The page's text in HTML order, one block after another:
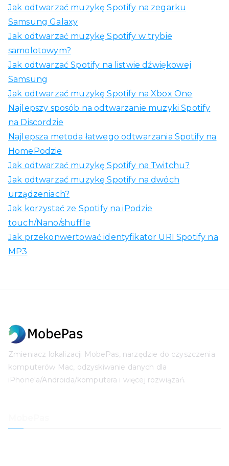
Jak odtwarzać muzykę Spotify na zegarku
Samsung Galaxy
Jak odtwarzać muzykę Spotify w trybie
samolotowym?
Jak odtwarzać Spotify na listwie dźwiękowej
Samsung
Jak odtwarzać muzykę Spotify na Xbox One
Najlepszy sposób na odtwarzanie muzyki Spotify
na Discordzie
Najlepsza metoda łatwego odtwarzania Spotify na
HomePodzie
Jak odtwarzać muzykę Spotify na Twitchu?
Jak odtwarzać muzykę Spotify na dwóch
urządzeniach?
Jak korzystać ze Spotify na iPodzie
touch/Nano/shuffle
Jak przekonwertować identyfikator URI Spotify na
MP3
Zmieniacz lokalizacji MobePas, narzędzie do czyszczenia
komputerów Mac, odzyskiwanie danych dla
iPhone'a/Androida/komputera i więcej rozwiązań.